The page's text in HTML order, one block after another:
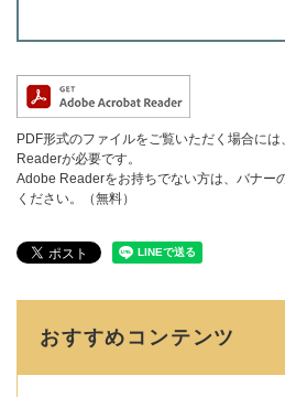
PDF形式のファイルをご覧いただく場合に
Readerが必要です。
Adobe Readerをお持ちでない方は、バナー
ください。（無料）
おすすめコンテンツ